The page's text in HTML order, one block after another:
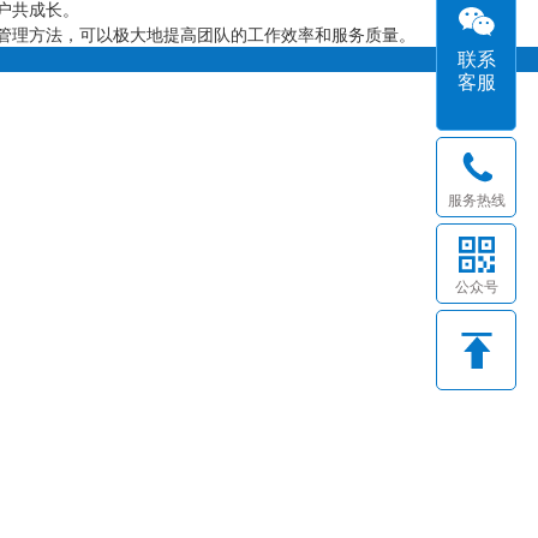
成长。
法，可以极大地提高团队的工作效率和服务质量。
联系
客服
服务热线
公众号